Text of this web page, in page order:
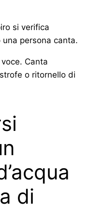
si verifica
persona canta.
Canta
o ritornello di
di